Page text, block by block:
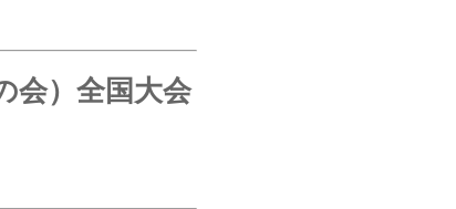
会）全国大会